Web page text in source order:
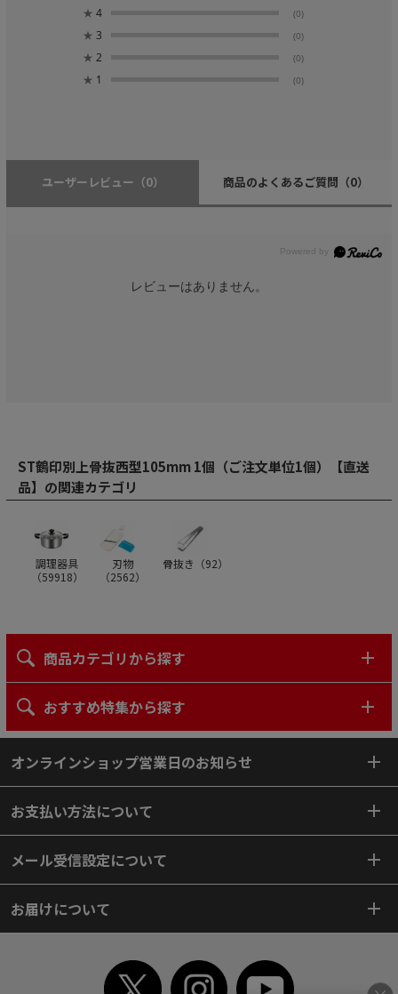
★ 4 (0)
★ 3 (0)
★ 2 (0)
★ 1 (0)
ユーザーレビュー （0） 商品のよくあるご質問 （0）
レビューはありません。
ST鶴印別上骨抜西型105mm 1個（ご注文単位1個）【直送
品】の関連カテゴリ
調理器具
（59918）
刃物
（2562）
骨抜き（92）
商品カテゴリから探す
おすすめ特集から探す
オンラインショップ営業日のお知らせ
お支払い方法について
メール受信設定について
お届けについて